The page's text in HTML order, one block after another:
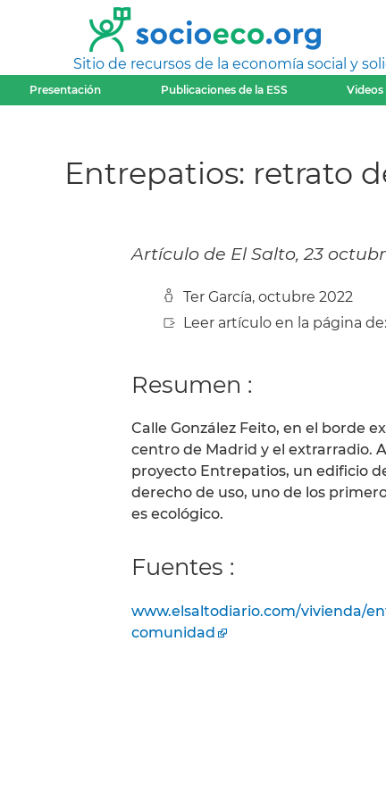
Sitio de recursos de la economía social y
Presentación Publicaciones de la ESS Videos
Entrepatios: retrato
Artículo de El Salto, 23
Ter García, octubre 2022
Leer artículo en la página de:
Resumen :
Calle González Feito, en el borde
centro de Madrid y el extrarradio.
proyecto Entrepatios, un edificio
derecho de uso, uno de los
es ecológico.
Fuentes :
www.elsaltodiario.com/vivienda/
comunidad